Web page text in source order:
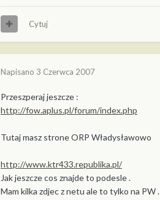
Cytuj
Napisano 3 Czerwca 2007
Przeszperaj jeszcze :
http://fow.aplus.pl/forum/index.php
Tutaj masz strone ORP Władysławowo
http://www.ktr433.republika.pl/
Jak jeszcze cos znajde to podesle .
Mam kilka zdjec z netu ale to tylko na PW .